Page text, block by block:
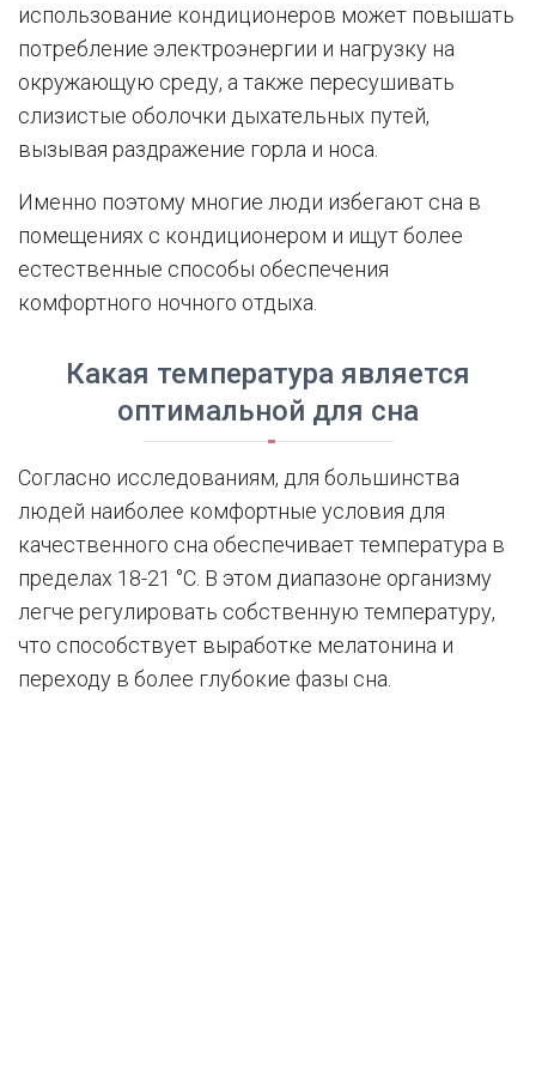
использование кондиционеров может повышать
потребление электроэнергии и нагрузку на
окружающую среду, а также пересушивать
слизистые оболочки дыхательных путей,
вызывая раздражение горла и носа.
Именно поэтому многие люди избегают сна в
помещениях с кондиционером и ищут более
естественные способы обеспечения
комфортного ночного отдыха.
Какая температура является
оптимальной для сна
Согласно исследованиям, для большинства
людей наиболее комфортные условия для
качественного сна обеспечивает температура в
пределах 18-21 °C. В этом диапазоне организму
легче регулировать собственную температуру,
что способствует выработке мелатонина и
переходу в более глубокие фазы сна.